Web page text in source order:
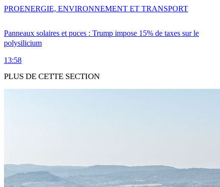
Panneaux solaires et puces : Trump impose 15% de taxes sur le
polysilicium
13:58
PROENERGIE, ENVIRONNEMENT ET TRANSPORT
PLUS DE CETTE SECTION